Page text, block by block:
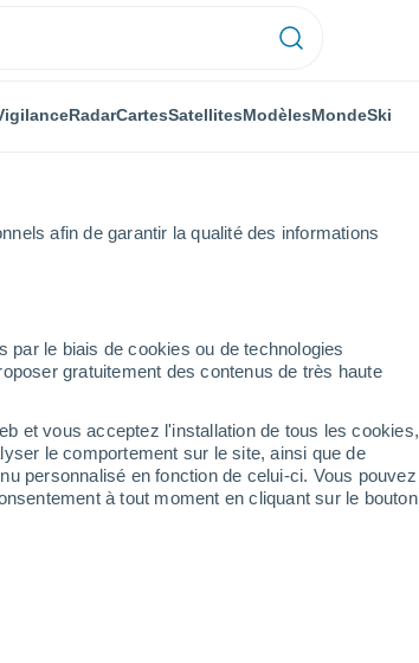
afin de garantir la qualité des informations
par le biais de cookies ou de technologies
gratuitement des contenus de très haute
et vous acceptez l'installation de tous les cookies,
le comportement sur le site, ainsi que de
personnalisé en fonction de celui-ci. Vous pouvez
à tout moment en cliquant sur le bouton
RadarCartesSatellitesModèlesMondeSki
Luis
17°
2°